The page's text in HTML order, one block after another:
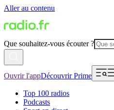
Aller au contenu
Que souhaitez-vous écouter ?
Ouvrir l'appDécouvrir Prime
Top 100 radios
Podcasts